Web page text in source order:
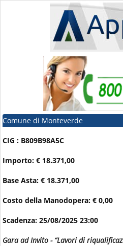
Comune di Monteverde
CIG : B809B98A5C
Importo: € 18.371,00
Base Asta: € 18.371,00
Costo della Manodopera: € 0,00
Scadenza: 25/08/2025 23:00
Gara ad Invito - “Lavori di